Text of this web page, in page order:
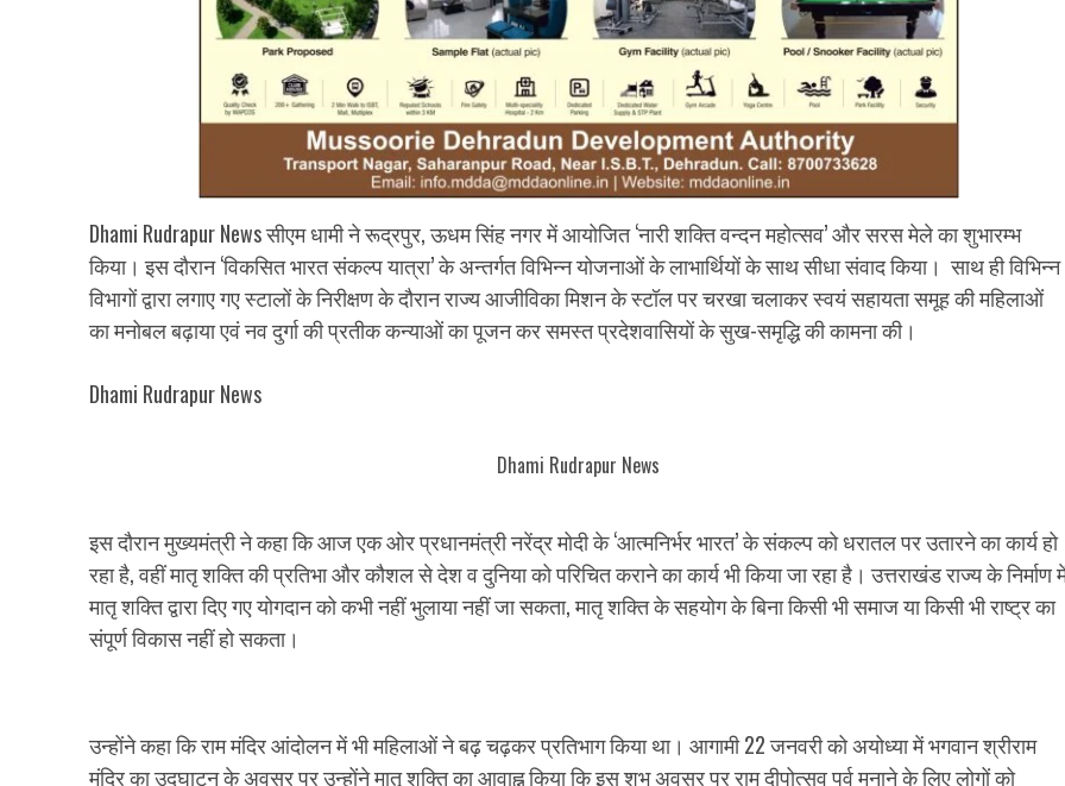
Dhami Rudrapur News सीएम धामी ने रूद्रपुर, ऊधम सिंह नगर में आयोजित ‘नारी शक्ति वन्दन महोत्सव’ और सरस मेले का शुभारम्भ
किया। इस दौरान ‘विकसित भारत संकल्प यात्रा’ के अन्तर्गत विभिन्न योजनाओं के लाभार्थियों के साथ सीधा संवाद किया। साथ ही विभिन्न
विभागों द्वारा लगाए गए स्टालों के निरीक्षण के दौरान राज्य आजीविका मिशन के स्टॉल पर चरखा चलाकर स्वयं सहायता समूह की महिलाओं
का मनोबल बढ़ाया एवं नव दुर्गा की प्रतीक कन्याओं का पूजन कर समस्त प्रदेशवासियों के सुख-समृद्धि की कामना की।
Dhami Rudrapur News
Dhami Rudrapur News
इस दौरान मुख्यमंत्री ने कहा कि आज एक ओर प्रधानमंत्री नरेंद्र मोदी के ‘आत्मनिर्भर भारत’ के संकल्प को धरातल पर उतारने का कार्य हो
रहा है, वहीं मातृ शक्ति की प्रतिभा और कौशल से देश व दुनिया को परिचित कराने का कार्य भी किया जा रहा है। उत्तराखंड राज्य के निर्माण
मातृ शक्ति द्वारा दिए गए योगदान को कभी नहीं भुलाया नहीं जा सकता, मातृ शक्ति के सहयोग के बिना किसी भी समाज या किसी भी राष्ट्र का
संपूर्ण विकास नहीं हो सकता।
उन्होंने कहा कि राम मंदिर आंदोलन में भी महिलाओं ने बढ़ चढ़कर प्रतिभाग किया था। आगामी 22 जनवरी को अयोध्या में भगवान श्रीराम
मंदिर का उद्घाटन के अवसर पर उन्होंने मातृ शक्ति का आवाह्न किया कि इस शुभ अवसर पर राम दीपोत्सव पर्व मनाने के लिए लोगों को